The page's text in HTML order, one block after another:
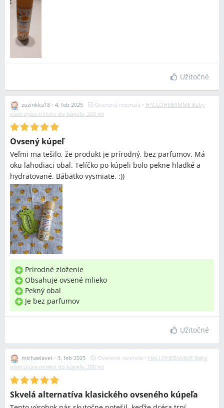
Užitočné
zuzinkka18 • 4. feb 2025 Overená recenzia • HALLOHEBAMME Baby
ošetrujúce mlieko do kúpeľa, 200 ml
Ovsený kúpeľ
Veľmi ma tešilo, že produkt je prírodný, bez parfumov. Má
oku lahodiaci obal. Telíčko po kúpeli bolo pekne hladké a
hydratované. Bábätko vysmiate. :))
Prírodné zloženie
Obsahuje ovsené mlieko
Pekný obal
Je bez parfumov
Užitočné
michaelavet • 3. feb 2025 Overená recenzia • HALLOHEBAMME Baby
ošetrujúce mlieko do kúpeľa, 200 ml
Skvelá alternatíva klasického ovseného kúpeľa